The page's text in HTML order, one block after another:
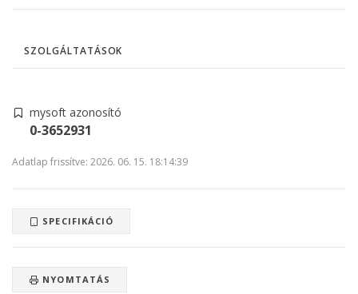
SZOLGÁLTATÁSOK
mysoft azonosító
0-3652931
Adatlap frissítve: 2026. 06. 15. 18:14:39
SPECIFIKÁCIÓ
NYOMTATÁS